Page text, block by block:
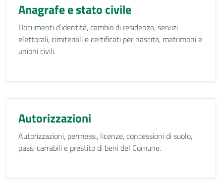
Anagrafe e stato civile
Documenti d’identità, cambio di residenza, servizi
elettorali, cimiteriali e certificati per nascita, matrimoni e
unioni civili.
Autorizzazioni
Autorizzazioni, permessi, licenze, concessioni di suolo,
passi carrabili e prestito di beni del Comune.